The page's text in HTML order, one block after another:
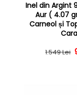
Inel din Argint
Aur ( 4.07
Carneol și
1.549 Lei